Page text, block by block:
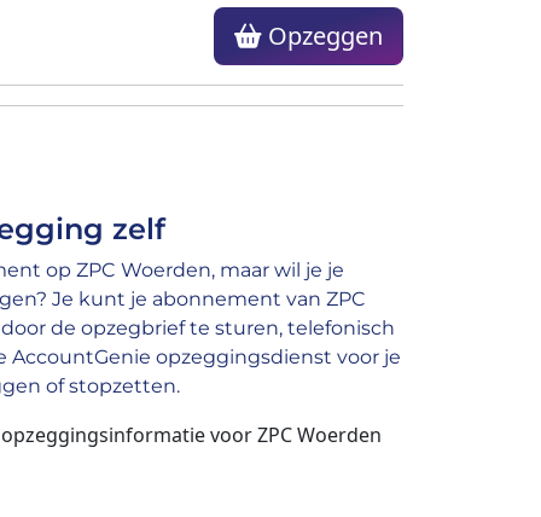
Opzeggen
zelf
op ZPC Woerden, maar wil je je
Je kunt je abonnement van ZPC
de opzegbrief te sturen, telefonisch
AccountGenie opzeggingsdienst voor je
of stopzetten.
voor ZPC Woerden